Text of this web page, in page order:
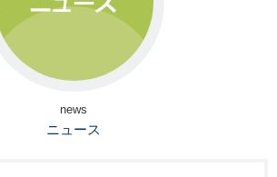
news
ニュース